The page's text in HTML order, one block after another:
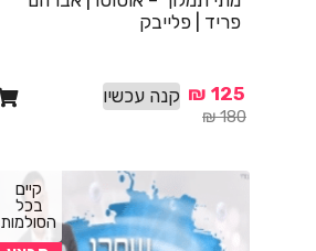
פריד | פלייבק
₪180
₪ 125 קנה עכשיו
קיים
בכל
הסולמות